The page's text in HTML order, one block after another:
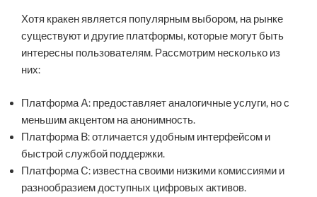
Хотя кракен является популярным выбором, на рынке
существуют и другие платформы, которые могут быть
интересны пользователям. Рассмотрим несколько из
них:
Платформа A: предоставляет аналогичные услуги, но с
меньшим акцентом на анонимность.
Платформа B: отличается удобным интерфейсом и
быстрой службой поддержки.
Платформа C: известна своими низкими комиссиями и
разнообразием доступных цифровых активов.